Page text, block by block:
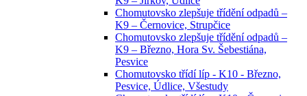
Chomutovsko zlepšuje třídění odpadů –
K9 – Černovice, Strupčice
Chomutovsko zlepšuje třídění odpadů –
K9 – Březno, Hora Sv. Šebestiána,
Pesvice
Chomutovsko třídí líp - K10 - Březno,
Pesvice, Údlice, Všestudy